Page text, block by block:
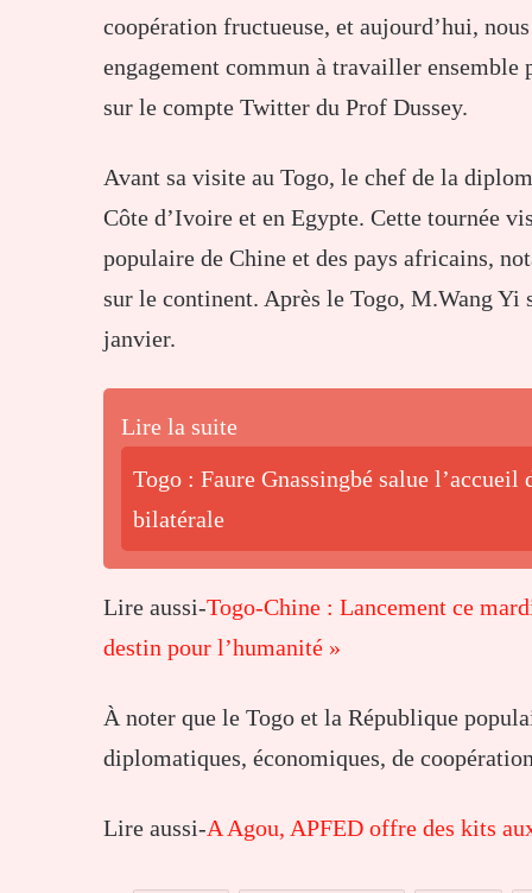
coopération fructueuse, et aujourd’hui,
engagement commun à travailler
sur le compte Twitter du Prof Dussey.
Avant sa visite au Togo, le chef de la
Côte d’Ivoire et en Egypte. Cette tournée
populaire de Chine et des pays africains,
sur le continent. Après le Togo, M.Wang Yi
janvier.
Lire la suite
Togo : Faure Gnassingbé salue
bilatérale
Lire aussi-Togo-Chine : Lancement ce
destin pour l’humanité »
À noter que le Togo et la République
diplomatiques, économiques, de
Lire aussi-A Agou, APFED offre des kits